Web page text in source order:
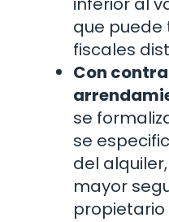
que puede
fiscales
Con
se
se
del
mayor
propietario